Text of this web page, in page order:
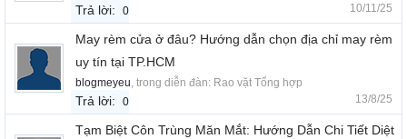
Trả lời: 0 10/11/25
May rèm cửa ở đâu? Hướng dẫn chọn địa chỉ may rèm
uy tín tại TP.HCM
blogmeyeu, trong diễn đàn: Rao vặt Tổng hợp
Trả lời: 0 13/8/25
Tạm Biệt Côn Trùng Măn Mắt: Hướng Dẫn Chi Tiết Diệt